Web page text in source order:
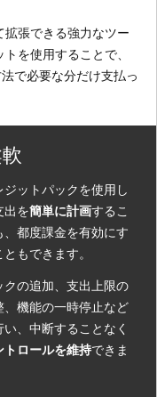
張できる強力なツー
を使用することで、
で必要な分だけ支払っ
ジットパックを使用し
出を簡単に計画するこ
、都度課金を有効にす
ともできます。
クの追加、支出上限の
、機能の一時停止など
い、中断することなく
トロールを維持できま